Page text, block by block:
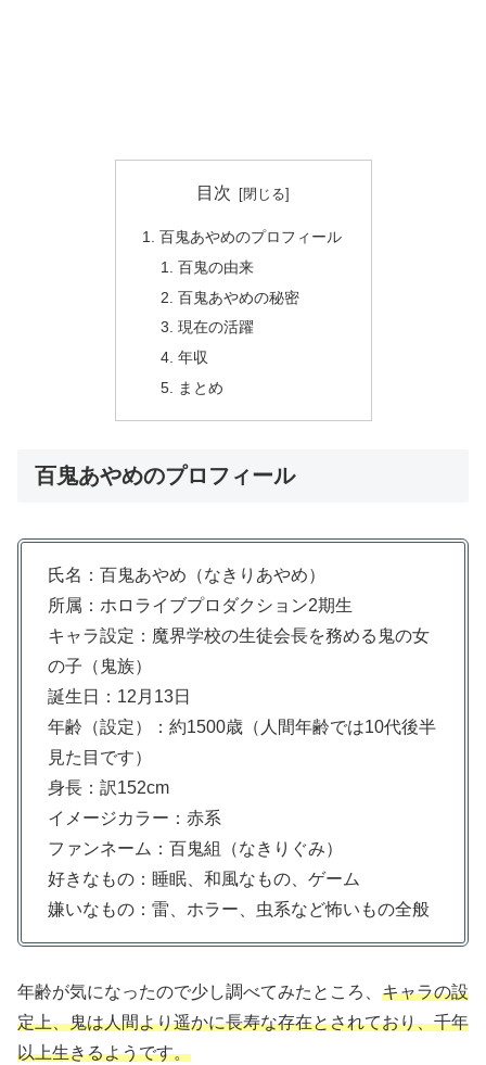
目次
百鬼あやめのプロフィール
百鬼の由来
百鬼あやめの秘密
現在の活躍
年収
まとめ
百鬼あやめのプロフィール
氏名：百鬼あやめ（なきりあやめ）
所属：ホロライブプロダクション2期生
キャラ設定：魔界学校の生徒会長を務める鬼の女
の子（鬼族）
誕生日：12月13日
年齢（設定）：約1500歳（人間年齢では10代後半
見た目です）
身長：訳152cm
イメージカラー：赤系
ファンネーム：百鬼組（なきりぐみ）
好きなもの：睡眠、和風なもの、ゲーム
嫌いなもの：雷、ホラー、虫系など怖いもの全般
年齢が気になったので少し調べてみたところ、 キャラの設
定上、鬼は人間より遥かに長寿な存在とされており、千年
以上生きるようです。